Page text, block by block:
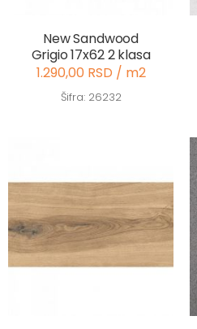
New Sandwood
Grigio 17x62 2 klasa
1.290,00 RSD / m2
Šifra: 26232